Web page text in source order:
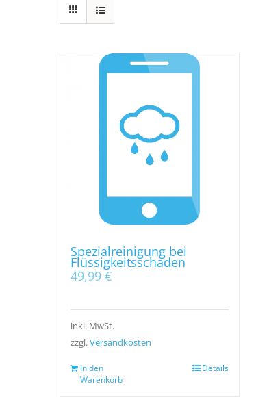
Spezialreinigung bei
Flüssigkeitsschaden
49,99 €
inkl. MwSt.
zzgl.Versandkosten
In den
Warenkorb
Details